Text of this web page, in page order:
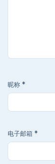
昵称 *
电子邮箱 *